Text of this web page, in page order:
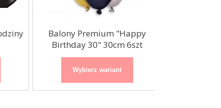
Balony Premium "Happy
Birthday 30" 30cm 6szt
Wybierz wariant